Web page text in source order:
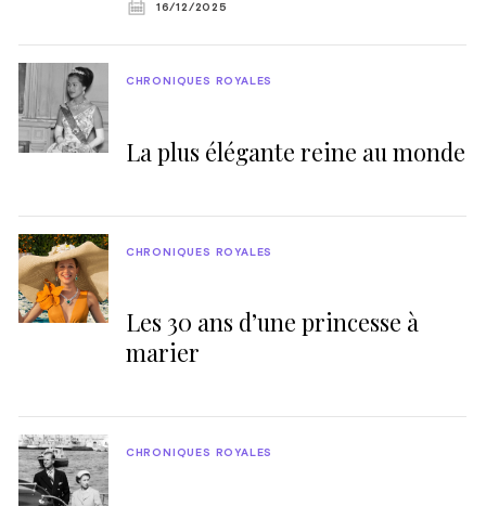
16/12/2025
La plus élégante reine au monde
CHRONIQUES ROYALES
Les 30 ans d’une princesse à
marier
CHRONIQUES ROYALES
CHRONIQUES ROYALES